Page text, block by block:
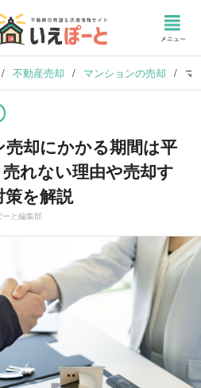
/ 不動産売却 / マンションの売却 / マ
却にかかる期間は平
れない理由や売却す
を解説
ーと編集部